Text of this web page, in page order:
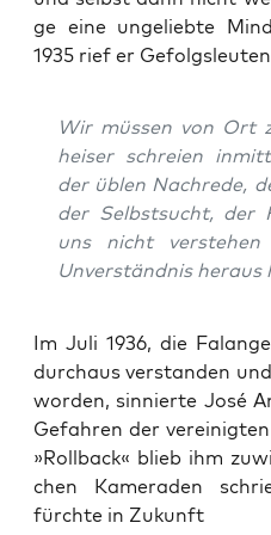
ge eine unge­lieb­te
1935 rief er
Wir müs­sen von Ort
hei­ser schrei­en
der üblen Nach­re­de,
der Selbst­sucht, der
uns nicht
Unver­ständ­nis her­aus
Im Juli 1936, die
durch­aus ver­stan­den
wor­den, sin­nier­te José
Gefah­ren der
»Roll­back« blieb ihm
chen Kame­ra­den
fürch­te in Zukunft